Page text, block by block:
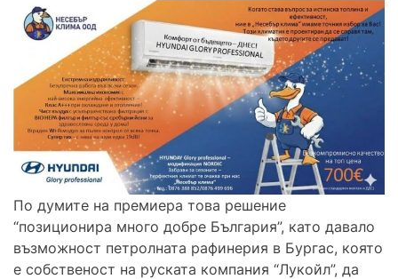
По думите на премиера това решение
“позиционира много добре България”, като давало
възможност петролната рафинерия в Бургас, която
е собственост на руската компания “Лукойл”, да